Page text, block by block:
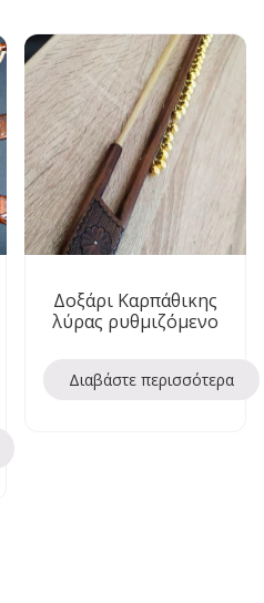
Δοξάρι Καρπάθικης
λύρας ρυθμιζόμενο
Διαβάστε περισσότερα